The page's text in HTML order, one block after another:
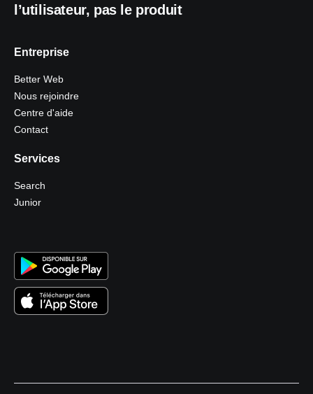
l’utilisateur, pas le produit
Entreprise
Better Web
Nous rejoindre
Centre d'aide
Contact
Services
Search
Junior